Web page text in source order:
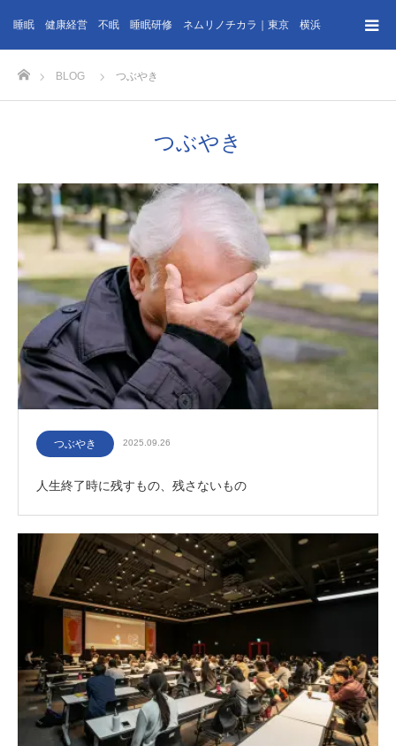
睡眠 健康経営 不眠 睡眠研修 ネムリノチカラ｜東京 横浜
ホーム
BLOG つぶやき
つぶやき
つぶやき 2025.09.26
人生終了時に残すもの、残さないもの